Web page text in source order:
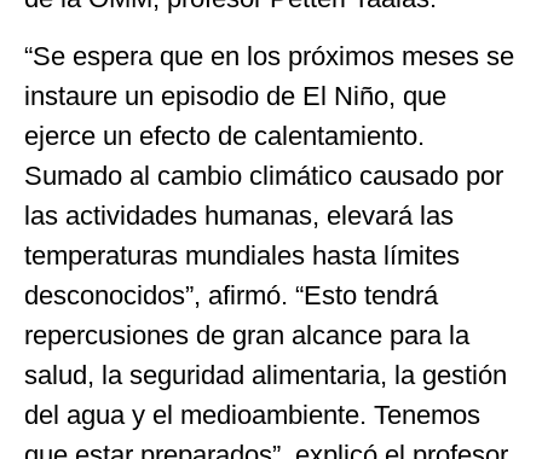
“Se espera que en los próximos meses se
instaure un episodio de El Niño, que
ejerce un efecto de calentamiento.
Sumado al cambio climático causado por
las actividades humanas, elevará las
temperaturas mundiales hasta límites
desconocidos”, afirmó. “Esto tendrá
repercusiones de gran alcance para la
salud, la seguridad alimentaria, la gestión
del agua y el medioambiente. Tenemos